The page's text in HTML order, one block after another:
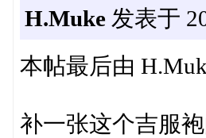
H.Muke发表于
本帖最后由
补一张这个吉服